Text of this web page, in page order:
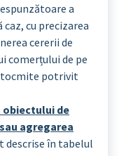
a
caz, cu precizarea
cererii de
comerțului de pe
potrivit
de
agregarea
descrise în tabelul